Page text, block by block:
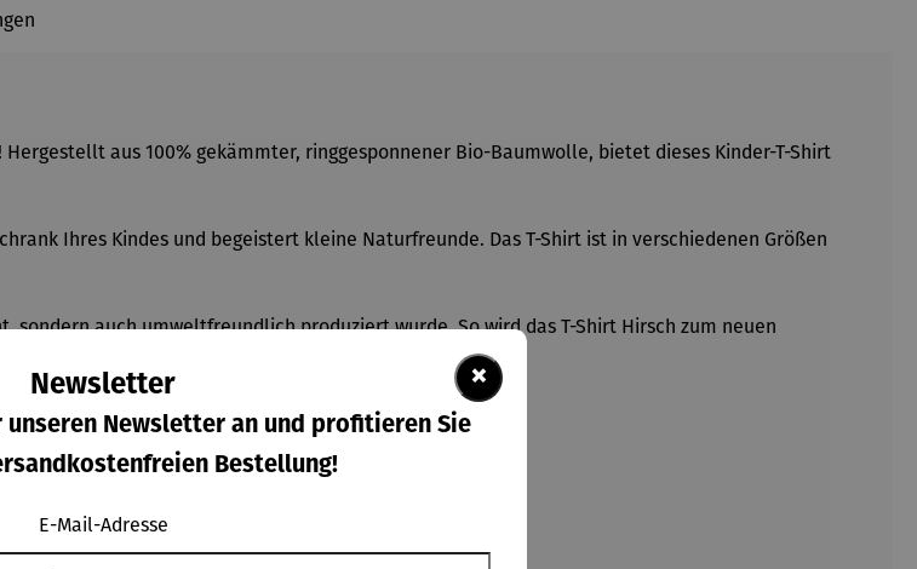
aus 100% gekämmter, ringgesponnener Bio-Baumwolle, bietet dieses Kinder-T-Shirt
Ihres Kindes und begeistert kleine Naturfreunde. Das T-Shirt ist in verschiedenen Größen
auch umweltfreundlich produziert wurde. So wird das T-Shirt Hirsch zum neuen
×
Newsletter
Newsletter an und profitieren Sie
Bestellung!
E-Mail-Adresse